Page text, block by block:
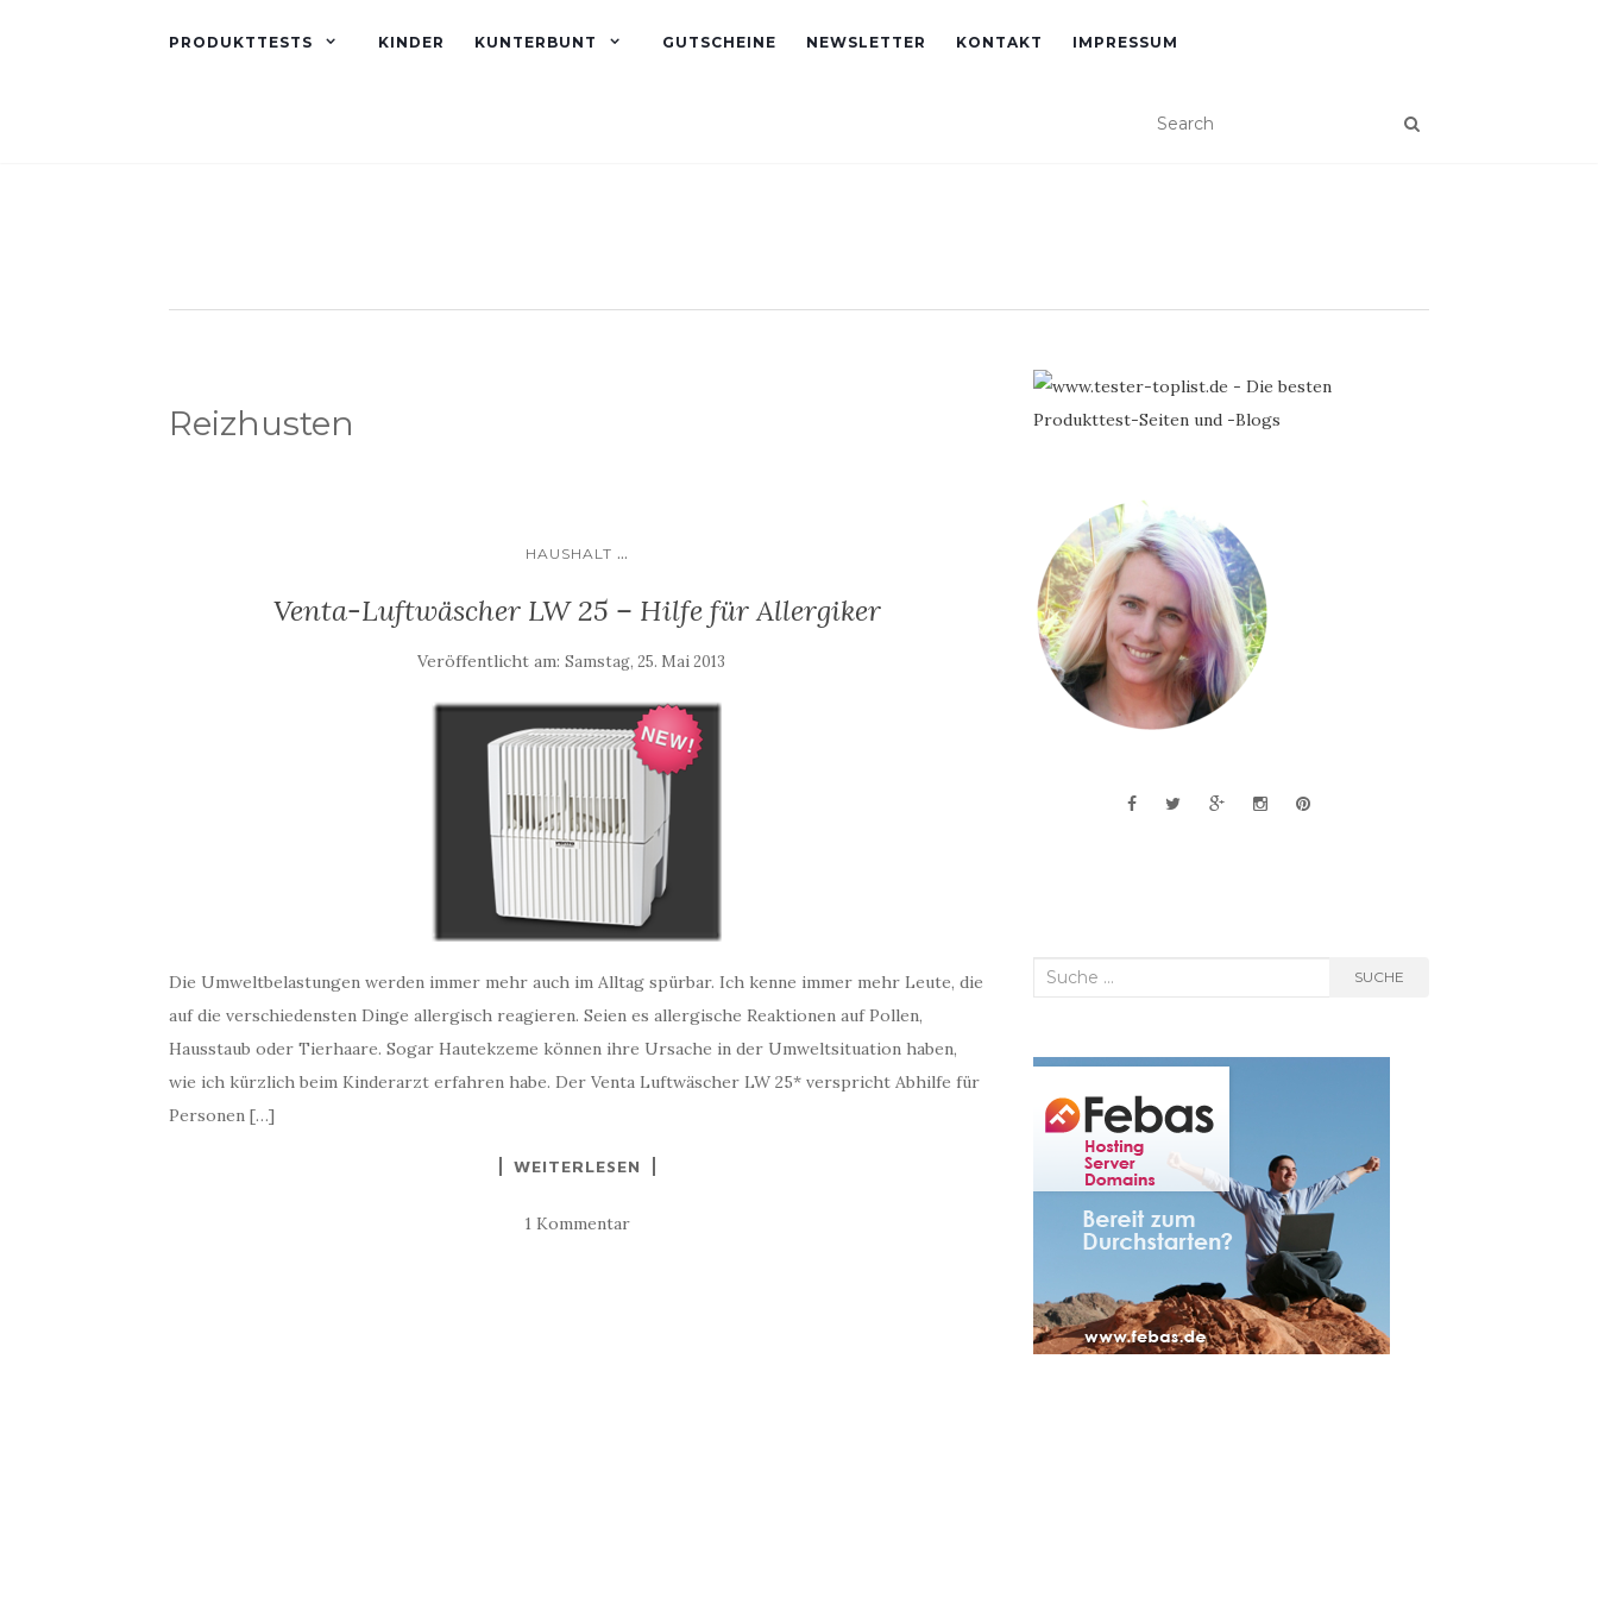
PRODUKTTESTS KINDER KUNTERBUNT GUTSCHEINE NEWSLETTER KONTAKT IMPRESSUM
Reizhusten
HAUSHALT ...
Venta-Luftwäscher LW 25 – Hilfe für Allergiker
Veröffentlicht am: Samstag, 25. Mai 2013
Die Umweltbelastungen werden immer mehr auch im Alltag spürbar. Ich kenne immer mehr Leute, die
auf die verschiedensten Dinge allergisch reagieren. Seien es allergische Reaktionen auf Pollen,
Hausstaub oder Tierhaare. Sogar Hautekzeme können ihre Ursache in der Umweltsituation haben,
wie ich kürzlich beim Kinderarzt erfahren habe. Der Venta Luftwäscher LW 25* verspricht Abhilfe für
Personen […]
WEITERLESEN
1 Kommentar
Suche
SUCHE